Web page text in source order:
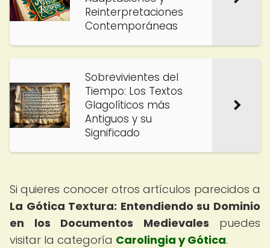
Reinterpretaciones
Contemporáneas
Sobrevivientes del
Tiempo: Los Textos
Glagolíticos más
Antiguos y su
Significado
Si quieres conocer otros artículos parecidos a
La Gótica Textura: Entendiendo su Dominio
en los Documentos Medievales puedes
visitar la categoría Carolingia y Gótica.